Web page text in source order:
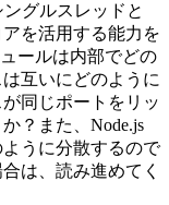
グルスレッドと
を活用する能力を
ールは内部でどの
互いにどのように
同じポートをリッ
？また、Node.js
うに分散するので
は、読み進めてく